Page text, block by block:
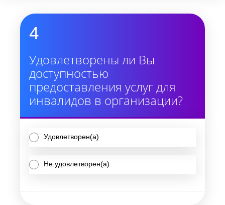
4
Удовлетворены ли Вы
доступностью
предоставления услуг для
инвалидов в организации?
Удовлетворен(а)
Не удовлетворен(а)